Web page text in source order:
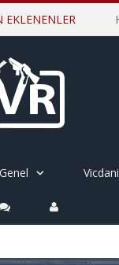
EKLENENLER
Genel